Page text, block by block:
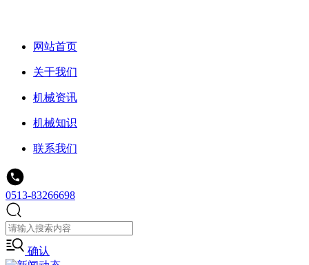
网站首页
关于我们
机械资讯
机械知识
联系我们
0513-83266698
确认